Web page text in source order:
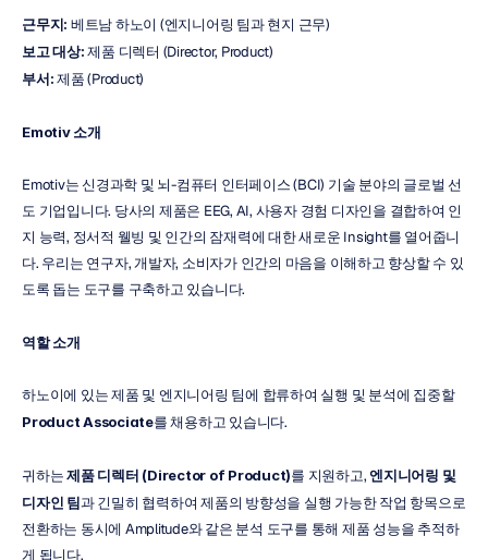
근무지: 베트남 하노이 (엔지니어링 팀과 현지 근무)
보고 대상: 제품 디렉터 (Director, Product)
부서: 제품 (Product)
Emotiv 소개
Emotiv는 신경과학 및 뇌-컴퓨터 인터페이스 (BCI) 기술 분야의 글로벌 선
도 기업입니다. 당사의 제품은 EEG, AI, 사용자 경험 디자인을 결합하여 인
지 능력, 정서적 웰빙 및 인간의 잠재력에 대한 새로운 Insight를 열어줍니
다. 우리는 연구자, 개발자, 소비자가 인간의 마음을 이해하고 향상할 수 있
도록 돕는 도구를 구축하고 있습니다.
역할 소개
하노이에 있는 제품 및 엔지니어링 팀에 합류하여 실행 및 분석에 집중할
Product Associate를 채용하고 있습니다.
귀하는 제품 디렉터 (Director of Product)를 지원하고, 엔지니어링 및
디자인 팀과 긴밀히 협력하여 제품의 방향성을 실행 가능한 작업 항목으로
전환하는 동시에 Amplitude와 같은 분석 도구를 통해 제품 성능을 추적하
게 됩니다.